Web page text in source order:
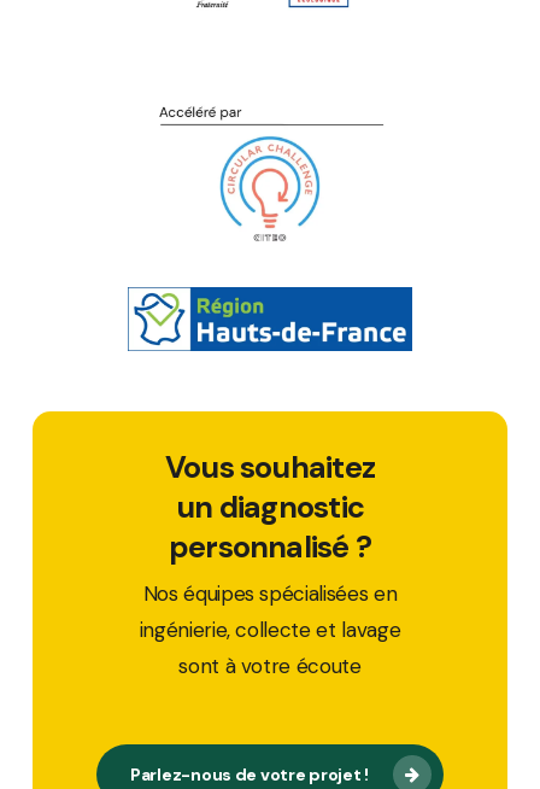
Vous souhaitez
un diagnostic
personnalisé ?
Nos équipes spécialisées en
ingénierie, collecte et lavage
sont à votre écoute
Parlez-nous de votre projet !